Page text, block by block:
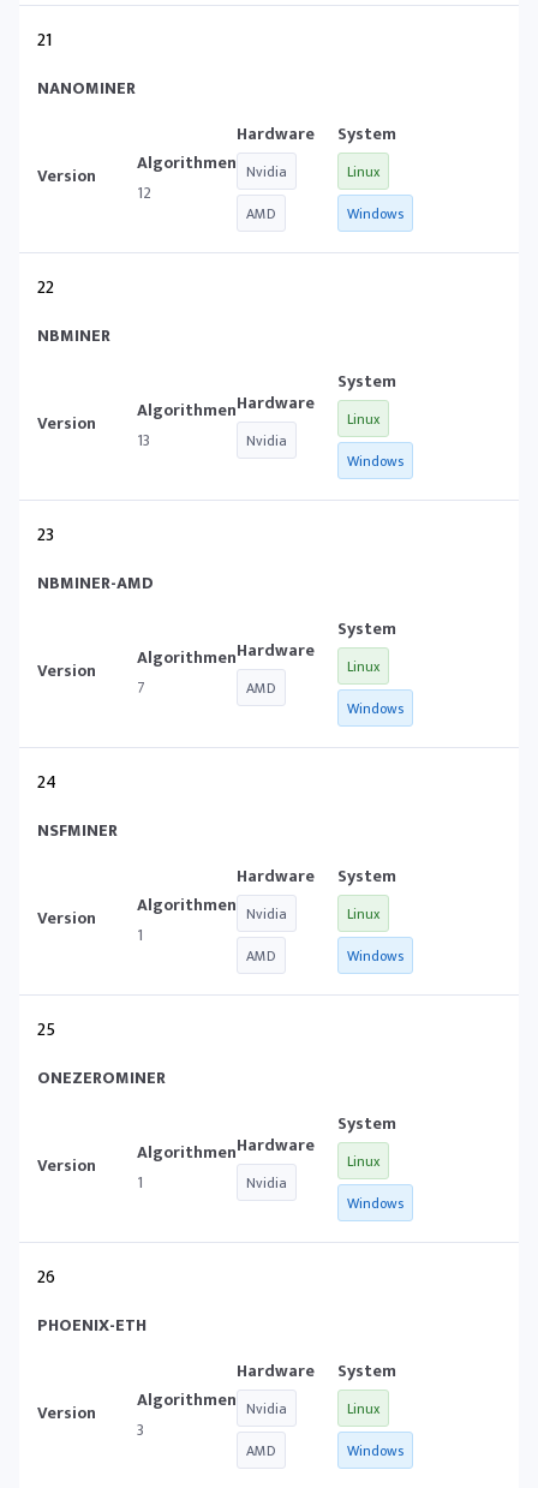
21
NANOMINER
12
Nvidia
AMD
Linux
Windows
22
NBMINER
13 Nvidia
Linux
Windows
23
NBMINER-AMD
7 AMD
Linux
Windows
24
NSFMINER
1
Nvidia
AMD
Linux
Windows
25
ONEZEROMINER
1 Nvidia
Linux
Windows
26
PHOENIX-ETH
3
Nvidia
AMD
Linux
Windows